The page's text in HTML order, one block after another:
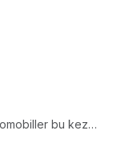
bu kez